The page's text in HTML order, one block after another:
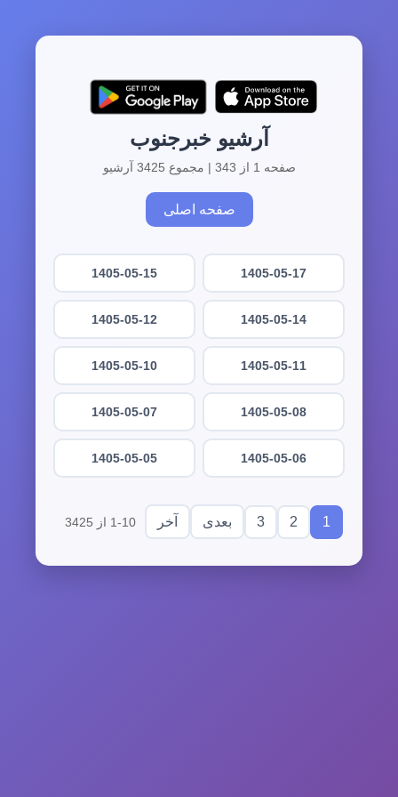
آرشیو خبرجنوب
صفحه 1 از 343 | مجموع 3425 آرشیو
صفحه اصلی
1405-05-17
1405-05-15
1405-05-14
1405-05-12
1405-05-11
1405-05-10
1405-05-08
1405-05-07
1405-05-06
1405-05-05
1
2
3 بعدی آخر 1-10 از 3425